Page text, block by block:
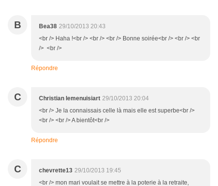
B Bea38 29/10/2013 20:43
<br /> Haha !<br /> <br /> <br /> Bonne soirée<br /> <br /> <br
/> <br />
Répondre
C Christian lemenuisiart 29/10/2013 20:04
<br /> Je la connaissais celle là mais elle est superbe<br />
<br /> <br /> A bientôt<br />
Répondre
C chevrette13 29/10/2013 19:45
<br /> mon mari voulait se mettre à la poterie à la retraite,